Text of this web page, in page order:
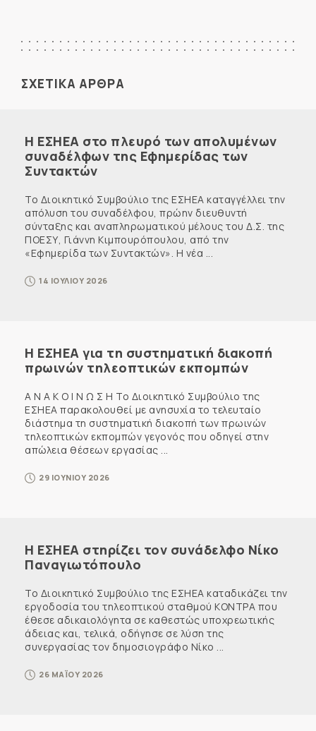
ΣΧΕΤΙΚΑ ΑΡΘΡΑ
Η ΕΣΗΕΑ στο πλευρό των απολυμένων
συναδέλφων της Εφημερίδας των
Συντακτών
Το Διοικητικό Συμβούλιο της ΕΣΗΕΑ καταγγέλλει την
απόλυση του συναδέλφου, πρώην διευθυντή
σύνταξης και αναπληρωματικού μέλους του Δ.Σ. της
ΠΟΕΣΥ, Γιάννη Κιμπουρόπουλου, από την
«Εφημερίδα των Συντακτών». Η νέα ...
14 ΙΟΥΛΙΟΥ 2026
Η ΕΣΗΕΑ για τη συστηματική διακοπή
πρωινών τηλεοπτικών εκπομπών
Α Ν Α Κ Ο Ι Ν Ω Σ Η Το Διοικητικό Συμβούλιο της
ΕΣΗΕΑ παρακολουθεί με ανησυχία το τελευταίο
διάστημα τη συστηματική διακοπή των πρωινών
τηλεοπτικών εκπομπών γεγονός που οδηγεί στην
απώλεια θέσεων εργασίας ...
29 ΙΟΥΝΙΟΥ 2026
Η ΕΣΗΕΑ στηρίζει τον συνάδελφο Νίκο
Παναγιωτόπουλο
Το Διοικητικό Συμβούλιο της ΕΣΗΕΑ καταδικάζει την
εργοδοσία του τηλεοπτικού σταθμού ΚΟΝΤΡΑ που
έθεσε αδικαιολόγητα σε καθεστώς υποχρεωτικής
άδειας και, τελικά, οδήγησε σε λύση της
συνεργασίας τον δημοσιογράφο Νίκο ...
26 ΜΑΪΟΥ 2026